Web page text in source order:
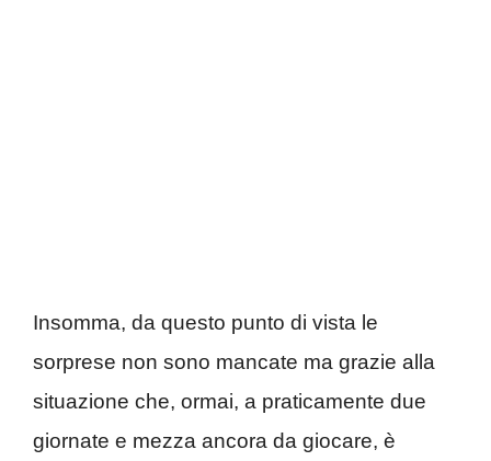
Insomma, da questo punto di vista le
sorprese non sono mancate ma grazie alla
situazione che, ormai, a praticamente due
giornate e mezza ancora da giocare, è